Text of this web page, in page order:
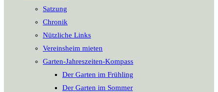
Satzung
Chronik
Nützliche Links
Vereinsheim mieten
Garten-Jahreszeiten-Kompass
Der Garten im Frühling
Der Garten im Sommer